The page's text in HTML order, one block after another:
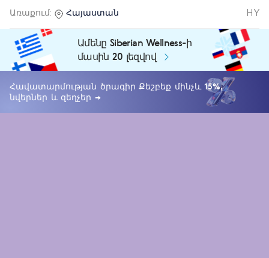
Առաքում: Հայաստան HY
Ամենը Siberian Wellness-ի
մասին 20 լեզվով
Հավատարմության ծրագիր Քեշբեք մինչև 15%,
նվերներ և զեղչեր →